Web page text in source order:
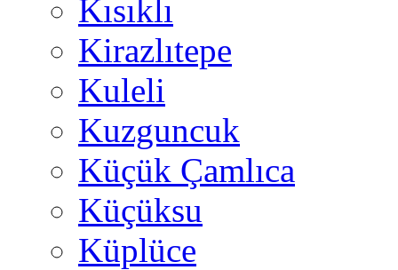
Kısıklı
Kirazlıtepe
Kuleli
Kuzguncuk
Küçük Çamlıca
Küçüksu
Küplüce